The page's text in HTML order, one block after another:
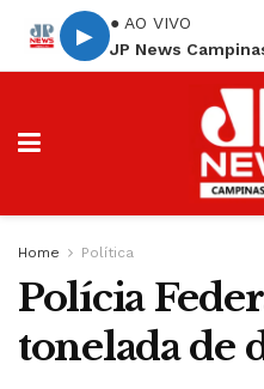
▶
● AO VIVO
JP News
Home Política
Polícia
tonelada de